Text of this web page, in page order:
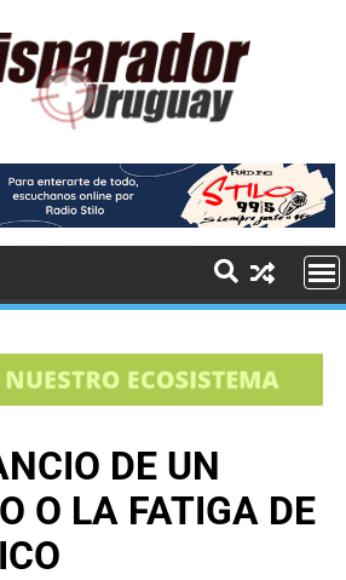
DE UN
O LA FATIGA DE